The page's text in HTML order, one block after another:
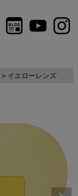
イエローレンズ